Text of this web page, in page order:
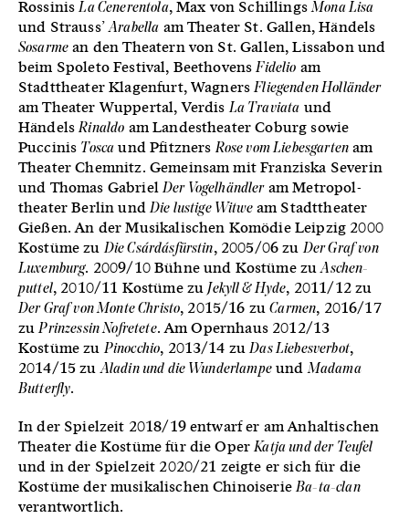
RossinisLa Cenerentola, Max von SchillingsMona Lisa
und Strauss’Arabella am Theater St. Gallen, Händels
Sosarme an den Theatern von St. Gallen, Lissabon und
beim Spoleto Festival, BeethovensFidelio am
Stadttheater Klagenfurt, WagnersFliegenden Holländer
am Theater Wuppertal, Verdis La Traviata und
HändelsRinaldo am Landestheater Coburg sowie
Puccinis Tosca und PfitznersRose vom Liebesgarten am
Theater Chemnitz. Gemeinsam mit Franziska Severin
und Thomas GabrielDer Vogelhändleram Metropol­
theater Berlin undDie lustige Witweam Stadttheater
Gießen. An der Musikalischen Komödie Leipzig 2000
Kostüme zu Die Csárdásfürstin, 2005/06 zu Der Graf von
Luxemburg. 2009/10 Bühne und Kostüme zuAschen­
puttel, 2010/11 Kostüme zuJekyll & Hyde, 2011/12 zu
Der Graf von Monte Christo, 2015/16 zuCarmen, 2016/17
zuPrinzessin Nofretete. Am Opernhaus 2012/13
Kostüme zu Pinocchio, 2013/14 zuDas Liebesverbot,
2014/15 zuAladin und die WunderlampeundMadama
Butterfly.
In der Spielzeit 2018/19 entwarf er am Anhaltischen
Theater die Kostüme für die OperKatja und der Teufel
und in der Spielzeit 2020/21 zeigte er sich für die
Kostüme der musikalischen ChinoiserieBa-ta-clan
verantwortlich.